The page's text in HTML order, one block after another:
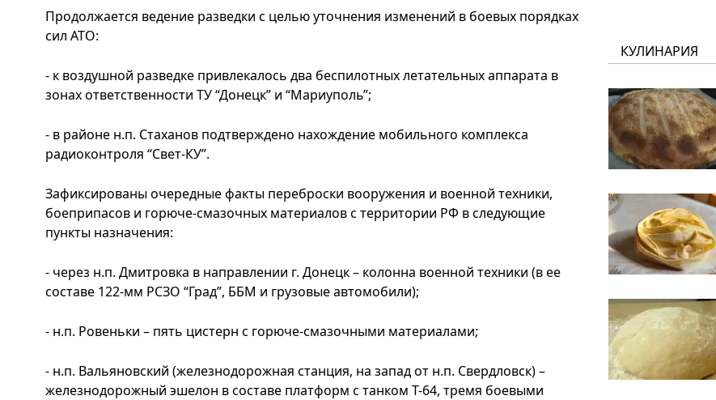
Продолжается ведение разведки с целью уточнения изменений в боевых порядках
сил АТО:
- к воздушной разведке привлекалось два беспилотных летательных аппарата в
зонах ответственности ТУ “Донецк” и “Мариуполь”;
- в районе н.п. Стаханов подтверждено нахождение мобильного комплекса
радиоконтроля “Свет-КУ”.
Зафиксированы очередные факты переброски вооружения и военной техники,
боеприпасов и горюче-смазочных материалов с территории РФ в следующие
пункты назначения:
- через н.п. Дмитровка в направлении г. Донецк – колонна военной техники (в ее
составе 122-мм РСЗО “Град”, ББМ и грузовые автомобили);
- н.п. Ровеньки – пять цистерн с горюче-смазочными материалами;
- н.п. Вальяновский (железнодорожная станция, на запад от н.п. Свердловск) –
железнодорожный эшелон в составе платформ с танком Т-64, тремя боевыми
КУЛИНАРИЯ